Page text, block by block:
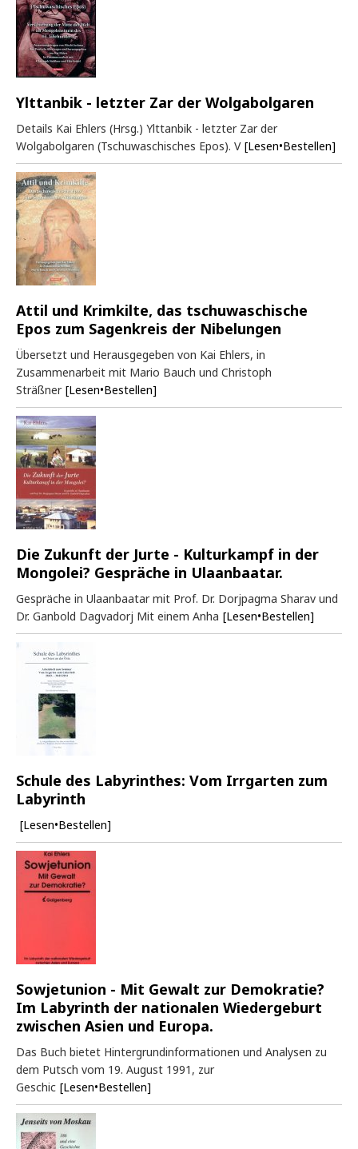
Ylttanbik - letzter Zar der Wolgabolgaren
Details Kai Ehlers (Hrsg.) Ylttanbik - letzter Zar der
Wolgabolgaren (Tschuwaschisches Epos). V [Lesen•Bestellen]
Attil und Krimkilte, das tschuwaschische
Epos zum Sagenkreis der Nibelungen
Übersetzt und Herausgegeben von Kai Ehlers, in
Zusammenarbeit mit Mario Bauch und Christoph
Sträßner [Lesen•Bestellen]
Die Zukunft der Jurte - Kulturkampf in der
Mongolei? Gespräche in Ulaanbaatar.
Gespräche in Ulaanbaatar mit Prof. Dr. Dorjpagma Sharav und
Dr. Ganbold Dagvadorj Mit einem Anha [Lesen•Bestellen]
Schule des Labyrinthes: Vom Irrgarten zum
Labyrinth
[Lesen•Bestellen]
Sowjetunion - Mit Gewalt zur Demokratie?
Im Labyrinth der nationalen Wiedergeburt
zwischen Asien und Europa.
Das Buch bietet Hintergrundinformationen und Analysen zu
dem Putsch vom 19. August 1991, zur
Geschic [Lesen•Bestellen]